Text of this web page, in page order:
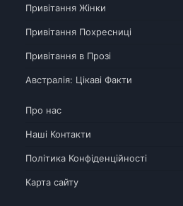
Привітання Жінки
Привітання Похресниці
Привітання в Прозі
Австралія: Цікаві Факти
Про нас
Наші Контакти
Політика Конфіденційності
Карта сайту